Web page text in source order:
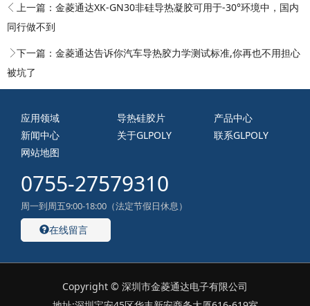
上一篇： 金菱通达XK-GN30非硅导热凝胶可用于-30°环境中，国内
同行做不到
下一篇： 金菱通达告诉你汽车导热胶力学测试标准,你再也不用担心
被坑了
应用领域 导热硅胶片
产品中心
新闻中心
关于GLPOLY
联系GLPOLY
网站地图
0755-27579310
周一到周五9:00-18:00（法定节假日休息）
在线留言
Copyright © 深圳市金菱通达电子有限公司